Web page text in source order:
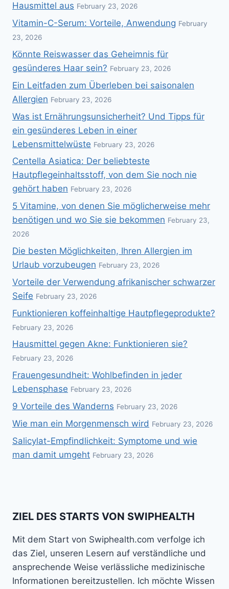
Hausmittel aus February 23, 2026
Vitamin-C-Serum: Vorteile, Anwendung February
23, 2026
Könnte Reiswasser das Geheimnis für
gesünderes Haar sein? February 23, 2026
Ein Leitfaden zum Überleben bei saisonalen
Allergien February 23, 2026
Was ist Ernährungsunsicherheit? Und Tipps für
ein gesünderes Leben in einer
Lebensmittelwüste February 23, 2026
Centella Asiatica: Der beliebteste
Hautpflegeinhaltsstoff, von dem Sie noch nie
gehört haben February 23, 2026
5 Vitamine, von denen Sie möglicherweise mehr
benötigen und wo Sie sie bekommen February 23,
2026
Die besten Möglichkeiten, Ihren Allergien im
Urlaub vorzubeugen February 23, 2026
Vorteile der Verwendung afrikanischer schwarzer
Seife February 23, 2026
Funktionieren koffeinhaltige Hautpflegeprodukte?
February 23, 2026
Hausmittel gegen Akne: Funktionieren sie?
February 23, 2026
Frauengesundheit: Wohlbefinden in jeder
Lebensphase February 23, 2026
9 Vorteile des Wanderns February 23, 2026
Wie man ein Morgenmensch wird February 23, 2026
Salicylat-Empfindlichkeit: Symptome und wie
man damit umgeht February 23, 2026
ZIEL DES STARTS VON SWIPHEALTH
Mit dem Start von Swiphealth.com verfolge ich
das Ziel, unseren Lesern auf verständliche und
ansprechende Weise verlässliche medizinische
Informationen bereitzustellen. Ich möchte Wissen